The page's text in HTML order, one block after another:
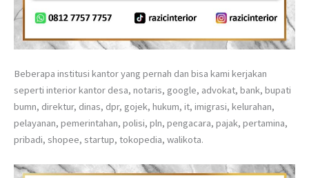
Beberapa institusi kantor yang pernah dan bisa kami kerjakan
seperti interior kantor desa, notaris, google, advokat, bank, bupati
bumn, direktur, dinas, dpr, gojek, hukum, it, imigrasi, kelurahan,
pelayanan, pemerintahan, polisi, pln, pengacara, pajak, pertamina,
pribadi, shopee, startup, tokopedia, walikota.